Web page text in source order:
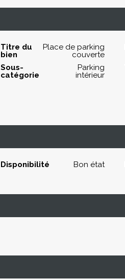
Titre du
bien
Place de parking
couverte
Sous-
catégorie
Parking
intérieur
Disponibilité Bon état